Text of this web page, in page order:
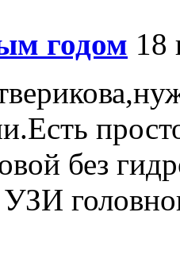
годом 18
без